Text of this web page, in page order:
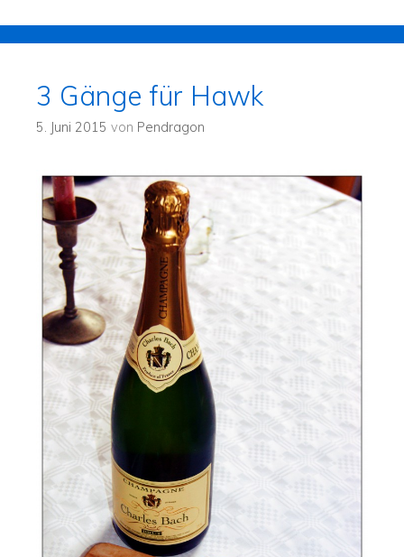
3 Gänge für Hawk
5. Juni 2015 von Pendragon